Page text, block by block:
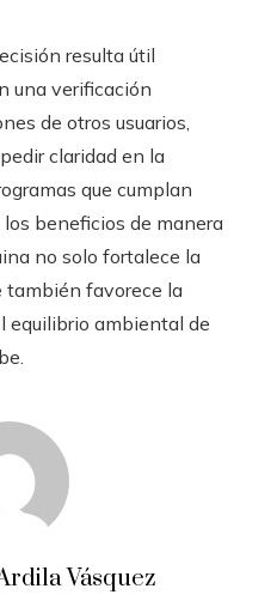
resulta útil
una verificación
de otros usuarios,
claridad en la
que cumplan
beneficios de manera
no solo fortalece la
también favorece la
equilibrio ambiental de
Vásquez